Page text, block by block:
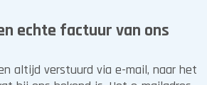
echte factuur van ons
altijd verstuurd via e-mail, naar het